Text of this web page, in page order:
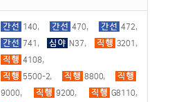
140, 470,
472,
741,
N37,
3201,
4108,
5500-2,
8800,
9000,
9200,
G8110,